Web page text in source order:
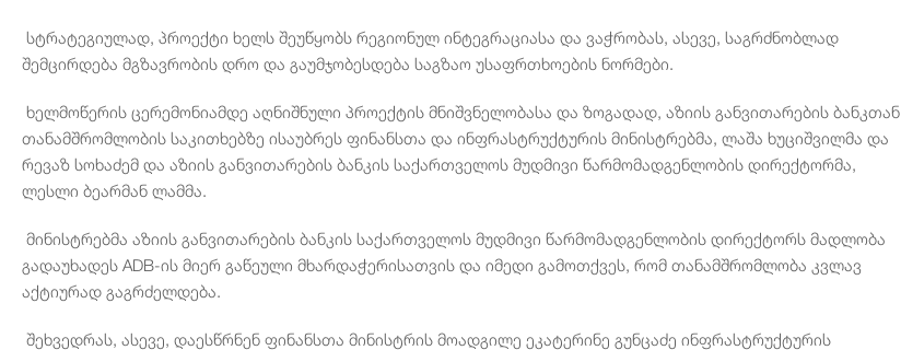
სტრატეგიულად, პროექტი ხელს შეუწყობს რეგიონულ ინტეგრაციასა და ვაჭრობას, ასევე, საგრძნობლად
შემცირდება მგზავრობის დრო და გაუმჯობესდება საგზაო უსაფრთხოების ნორმები.
ხელმოწერის ცერემონიამდე აღნიშნული პროექტის მნიშვნელობასა და ზოგადად, აზიის განვითარების ბანკთან
თანამშრომლობის საკითხებზე ისაუბრეს ფინანსთა და ინფრასტრუქტურის მინისტრებმა, ლაშა ხუციშვილმა და
რევაზ სოხაძემ და აზიის განვითარების ბანკის საქართველოს მუდმივი წარმომადგენლობის დირექტორმა,
ლესლი ბეარმან ლამმა.
მინისტრებმა აზიის განვითარების ბანკის საქართველოს მუდმივი წარმომადგენლობის დირექტორს მადლობა
გადაუხადეს ADB-ის მიერ გაწეული მხარდაჭერისათვის და იმედი გამოთქვეს, რომ თანამშრომლობა კვლავ
აქტიურად გაგრძელდება.
შეხვედრას, ასევე, დაესწრნენ ფინანსთა მინისტრის მოადგილე ეკატერინე გუნცაძე ინფრასტრუქტურის